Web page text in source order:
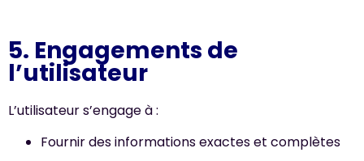
5. Engagements de
l’utilisateur
L’utilisateur s’engage à :
Fournir des informations exactes et complètes